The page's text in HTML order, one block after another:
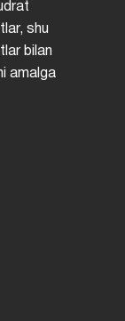
shu
bilan
amalga